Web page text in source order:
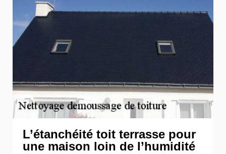
L’étanchéité toit terrasse pour
une maison loin de l’humidité